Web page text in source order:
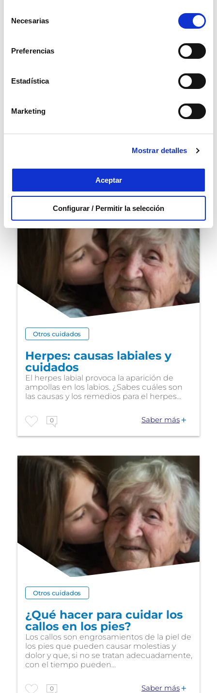
Necesarias
Preferencias
Estadística
Marketing
Mostrar detalles
Aceptar
Configurar / Permitir la selección
dolor hepático?
cómo reconocer los síntomas y...
Otros cuidados
Herpes: causas labiales y
cuidados
El herpes labial provoca la aparición de
ampollas en los labios. ¿Sabes cuáles son
las causas y los remedios para el herpes...
0 Saber más
Otros cuidados
¿Qué hacer para cuidar los
callos en los pies?
Los callos son engrosamientos de la piel de
los pies que pueden causar molestias y
dolor y que, si no se tratan adecuadamente,
con el tiempo pueden...
0 Saber más